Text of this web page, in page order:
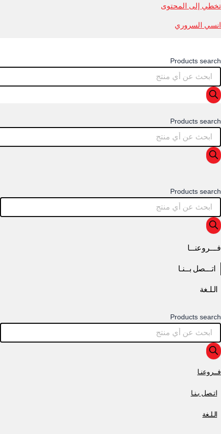
تخطي إلى المحتوى
انسي السروري
Products search
Products search
Products search
فـــروعنــا
اتـــصل بــنـا
الـلـغة
Products search
فــروعنـا
اتـصل بـنـا
الـلـغة